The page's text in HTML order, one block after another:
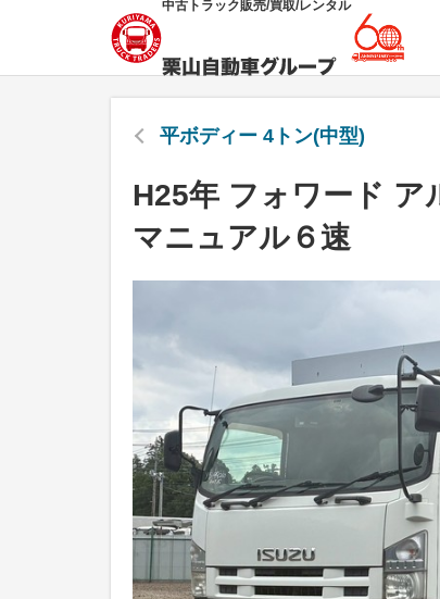
中古トラック販売/買取/レンタル
平ボディー 4トン(中型)
H25年 フォワード ア
マニュアル６速